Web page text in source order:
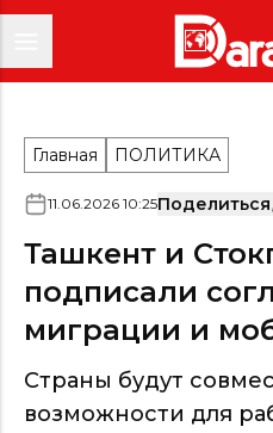
Главная ПОЛИТИКА
11.06.2026 10:25Поделиться
Ташкент и
подписали
миграции и
Страны будут
возможности для